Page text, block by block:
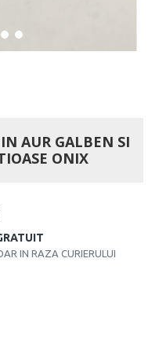
AUR GALBEN SI
ONIX
IN RAZA CURIERULUI